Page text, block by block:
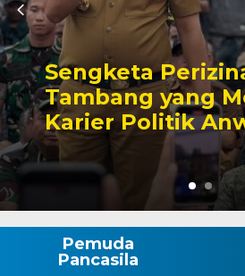
Sengketa
Tambang yang
Karier Politik
Pemuda
Pancasila